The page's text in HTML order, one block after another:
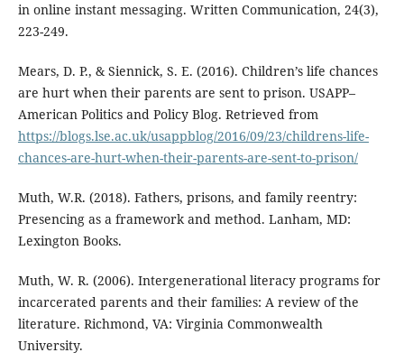
in online instant messaging. Written Communication, 24(3),
223-249.
Mears, D. P., & Siennick, S. E. (2016). Children’s life chances
are hurt when their parents are sent to prison. USAPP–
American Politics and Policy Blog. Retrieved from
https://blogs.lse.ac.uk/usappblog/2016/09/23/childrens-life-
chances-are-hurt-when-their-parents-are-sent-to-prison/
Muth, W.R. (2018). Fathers, prisons, and family reentry:
Presencing as a framework and method. Lanham, MD:
Lexington Books.
Muth, W. R. (2006). Intergenerational literacy programs for
incarcerated parents and their families: A review of the
literature. Richmond, VA: Virginia Commonwealth
University.